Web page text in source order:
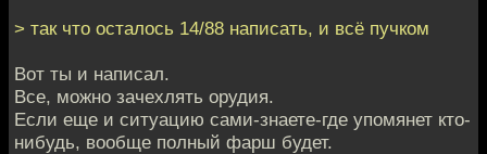
> так что осталось 14/88 написать, и всё пучком
Вот ты и написал.
Все, можно зачехлять орудия.
Если еще и ситуацию сами-знаете-где упомянет кто-
нибудь, вообще полный фарш будет.